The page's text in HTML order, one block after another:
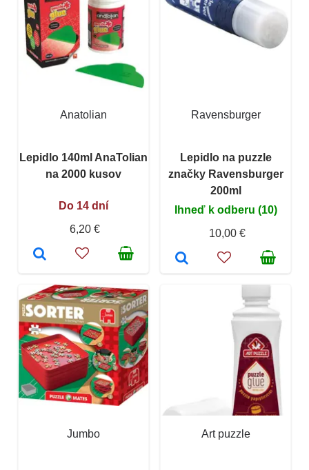
Anatolian
Lepidlo 140ml AnaTolian
na 2000 kusov
Do 14 dní
6,20 €
Ravensburger
Lepidlo na puzzle
značky Ravensburger
200ml
Ihneď k odberu (10)
10,00 €
Jumbo Art puzzle